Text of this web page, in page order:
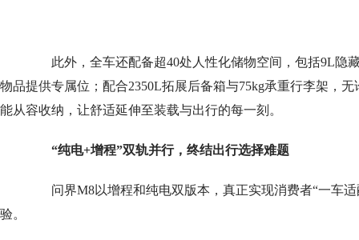
此外，全车还配备超40处人性化储物空间，包括9L隐
物品提供专属位；配合2350L拓展后备箱与75kg承重行李架，
能从容收纳，让舒适延伸至装载与出行的每一刻。
“纯电+增程”双轨并行， 终结出行选择难题
问界M8以增程和纯电双版本，真正实现消费者“一车适
验。